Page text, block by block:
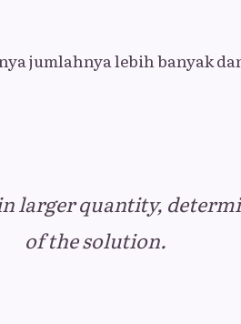
jumlahnya lebih banyak
larger quantity,
of the solution.